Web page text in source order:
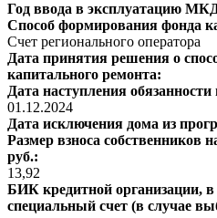
Год ввода в эксплуатацию
Способ формирования фонда
Счет регионального оператора
Дата принятия решения о
капитального ремонта:
Дата наступления обязанности
01.12.2024
Дата исключения дома из
Размер взноса собственников
руб.:
13,92
БИК кредитной организации,
специальный счет (в случае